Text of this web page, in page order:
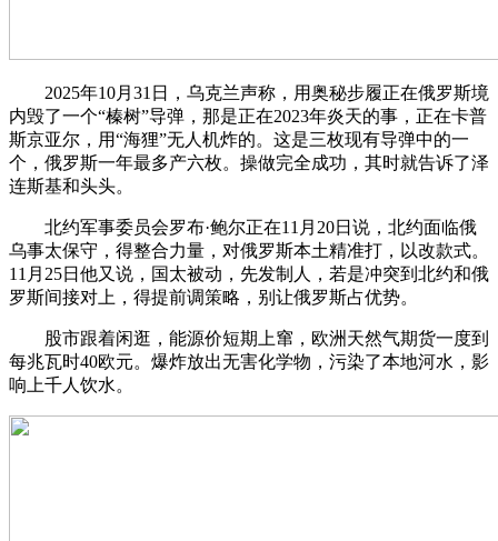
2025年10月31日，乌克兰声称，用奥秘步履正在俄罗斯境
内毁了一个“榛树”导弹，那是正在2023年炎天的事，正在卡普
斯京亚尔，用“海狸”无人机炸的。这是三枚现有导弹中的一
个，俄罗斯一年最多产六枚。操做完全成功，其时就告诉了泽
连斯基和头头。
北约军事委员会罗布·鲍尔正在11月20日说，北约面临俄
乌事太保守，得整合力量，对俄罗斯本土精准打，以改款式。
11月25日他又说，国太被动，先发制人，若是冲突到北约和俄
罗斯间接对上，得提前调策略，别让俄罗斯占优势。
股市跟着闲逛，能源价短期上窜，欧洲天然气期货一度到
每兆瓦时40欧元。爆炸放出无害化学物，污染了本地河水，影
响上千人饮水。